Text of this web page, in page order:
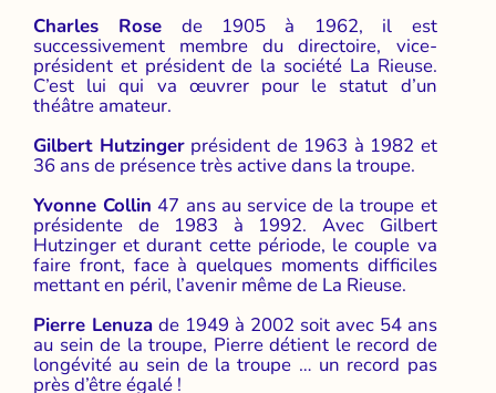
Charles Rose de 1905 à 1962, il est
successivement membre du directoire, vice-
président et président de la société La Rieuse.
C’est lui qui va œuvrer pour le statut d’un
théâtre amateur.
Gilbert Hutzingerprésident de 1963 à 1982 et
36 ans de présence très active dans la troupe.
Yvonne Collin 47 ans au service de la troupe et
présidente de 1983 à 1992. Avec Gilbert
Hutzinger et durant cette période, le couple va
faire front, face à quelques moments difficiles
mettant en péril, l’avenir même de La Rieuse.
Pierre Lenuzade 1949 à 2002 soit avec 54 ans
au sein de la troupe, Pierre détient le record de
longévité au sein de la troupe … un record pas
près d’être égalé !